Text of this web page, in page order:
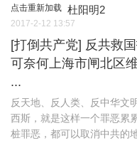
点击重新加载 杜阳明2
2017-2-12 13:57
[打倒共产党] 反共救
可奈何上海市闸北区
...
反天地、反人类、反中华文
西斯，就是这样一个罪恶累
桩罪恶，都可以取消中共的